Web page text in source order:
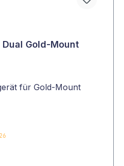
Gold-Mount
für Gold-Mount